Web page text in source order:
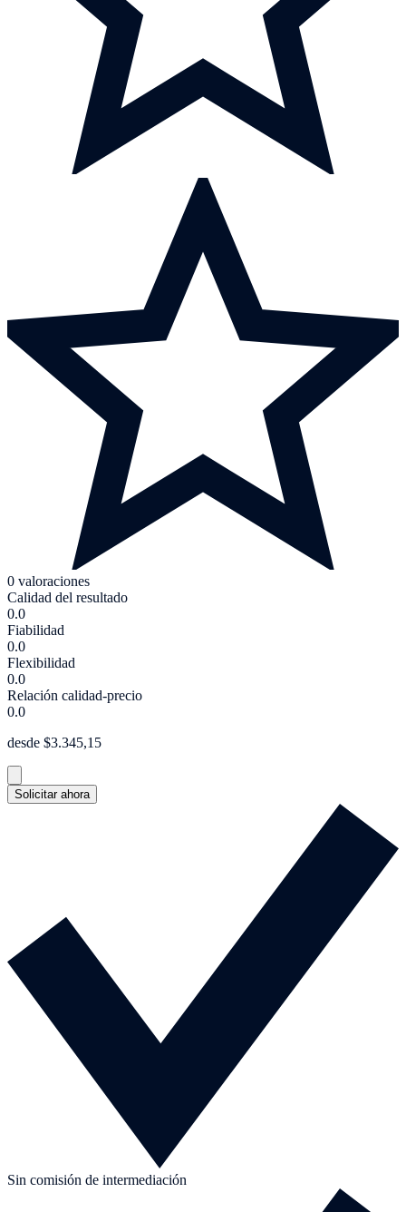
0 valoraciones
Calidad del resultado
0.0
Fiabilidad
0.0
Flexibilidad
0.0
Relación calidad-precio
0.0
desde $3.345,15
Solicitar ahora
Sin comisión de intermediación